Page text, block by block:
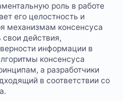
роль в работе
его целостность и
механизмам консенсуса
свои действия,
информации в
консенсуса
а разработчики
в соответствии со